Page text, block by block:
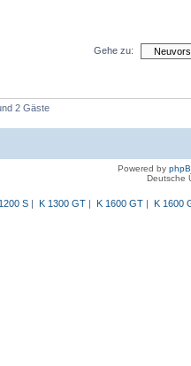
Gehe zu:
2 Gäste
Powered by
Deutsche
S| K 1300 GT| K 1600 GT| K 1600